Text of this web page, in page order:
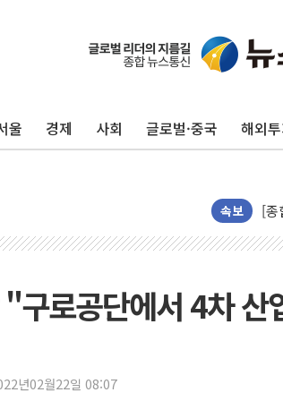
울 경제 사회 글로벌·중국 해외
속보
평
포
[종
민
김
[속
[
[
로공단에서 4차 산
년02월22일 08:07